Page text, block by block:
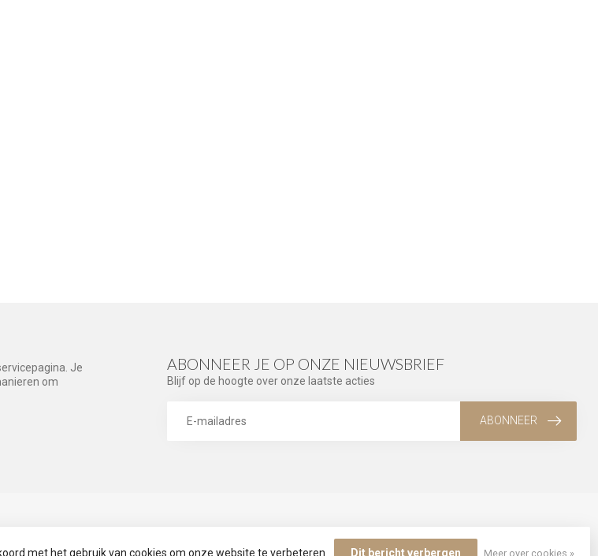
Je
om
ABONNEER JE OP ONZE NIEUWSBRIEF
Blijf op de hoogte over onze laatste acties
ABONNEER
MIJN ACCOUNT
met het gebruik van cookies om onze website te verbeteren. Dit bericht verbergen Meer over cookies »